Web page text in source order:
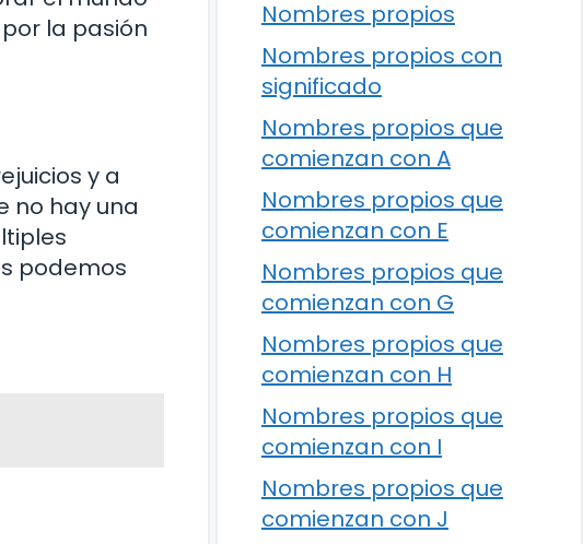
la pasión
y a
no hay una
podemos
Nombres propios
Nombres propios con
significado
Nombres propios que
comienzan con A
Nombres propios que
comienzan con E
Nombres propios que
comienzan con G
Nombres propios que
comienzan con H
Nombres propios que
comienzan con I
Nombres propios que
comienzan con J